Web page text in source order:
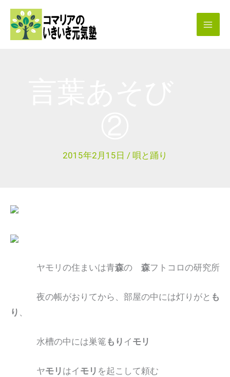
2015年2月15日 / 唄と踊り
ヤモリの住まいは青森の 森フトコロの研究所
夜の帳がおりてから、部屋の中には灯りがと も
り 、
水槽の中には巣篭 もり イ モリ
ヤモリ はイ モリ を起こして頼む